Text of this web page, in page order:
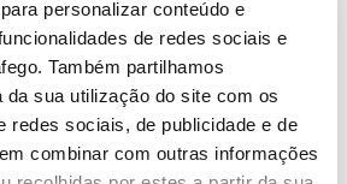
personalizar conteúdo e
de redes sociais e
Também partilhamos
da sua utilização do site com os
redes sociais, de publicidade e de
combinar com outras informações
do Consumo de Energia
de setembro de 2022
com periodicidade mensal, com
sobre Eletricidade